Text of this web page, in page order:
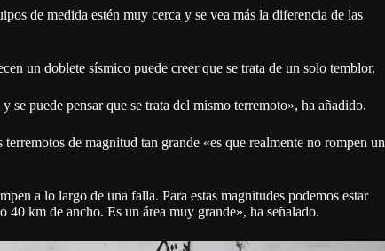
de medida estén muy cerca y se vea más la diferencia de las
un doblete sísmico puede creer que se trata de un solo temblor.
se puede pensar que se trata del mismo terremoto», ha añadido.
de magnitud tan grande «es que realmente no rompen un
a lo largo de una falla. Para estas magnitudes podemos estar
km de ancho. Es un área muy grande», ha señalado.